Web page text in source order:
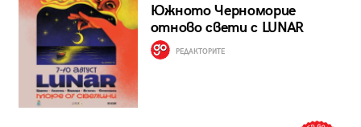
Южното Черноморие
отново свети с LUNAR
РЕДАКТОРИТЕ